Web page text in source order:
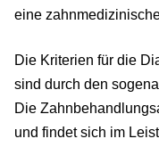
eine
Die Kriterien für die
sind durch den
Die
und findet sich im